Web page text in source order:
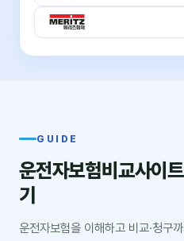
GUIDE
운전자보험비교사이트
기
운전자보험을 이해하고 비교·청구